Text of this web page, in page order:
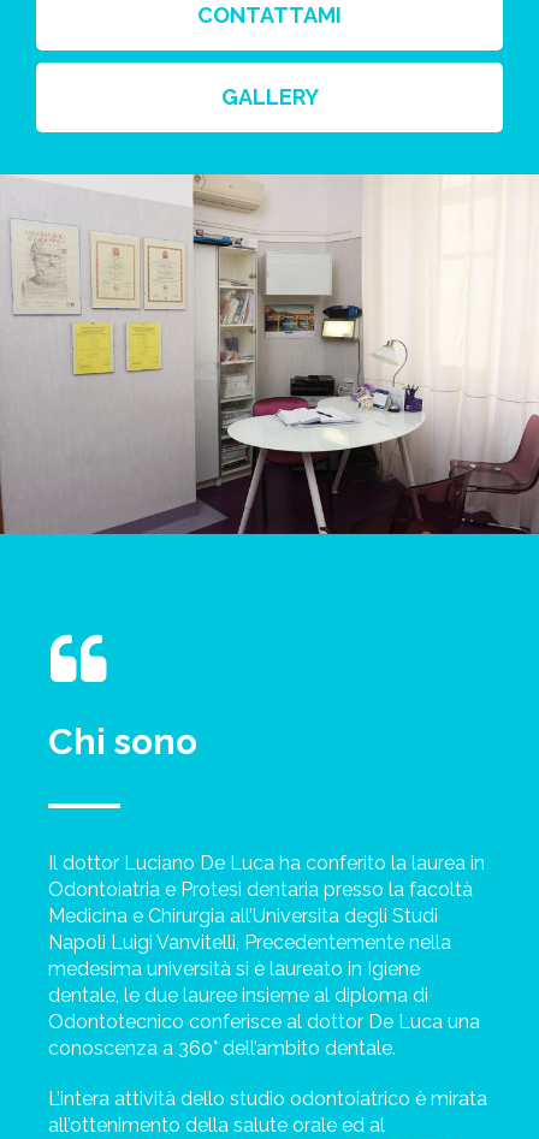
CONTATTAMI
GALLERY
Chi sono
Il dottor Luciano De Luca ha conferito la laurea in
Odontoiatria e Protesi dentaria presso la facoltà
Medicina e Chirurgia all’Universita degli Studi
Napoli Luigi Vanvitelli, Precedentemente nella
medesima università si è laureato in Igiene
dentale, le due lauree insieme al diploma di
Odontotecnico conferisce al dottor De Luca una
conoscenza a 360° dell’ambito dentale.
L’intera attività dello studio odontoiatrico è mirata
all’ottenimento della salute orale ed al